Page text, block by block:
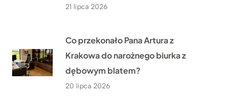
21 lipca 2026
Co przekonało Pana Artura z
Krakowa do narożnego biurka z
dębowym blatem?
20 lipca 2026